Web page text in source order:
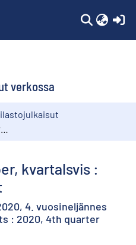
verkossa
kvartalsvis :
4. vuosineljännes
: 2020, 4th quarter